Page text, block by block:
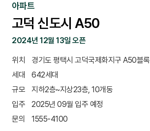
아파트
고덕 신도시 A50
2024년 12월 13일 오픈
위치
경기도 평택시 고덕국제화지구 A50블록
세대
642세대
규모
지하2층~지상23층, 10개동
입주
2025년 09월 입주 예정
문의
1555-4100